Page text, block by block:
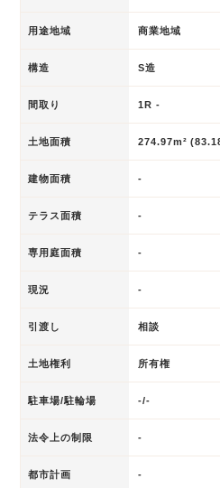
用途地域 商業地域
構造 S造
間取り 1R -
土地面積 274.97m²
建物面積 -
テラス面積 -
専用庭面積 -
現況 -
引渡し 相談
土地権利 所有権
駐車場/駐輪場 -/-
法令上の制限 -
都市計画 -